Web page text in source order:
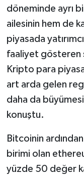
döneminde ayrı
ailesinin hem de
piyasada
faaliyet gösteren
Kripto para
art arda gelen
daha da
konuştu.
Bitcoinin
birimi olan
yüzde 50 değer